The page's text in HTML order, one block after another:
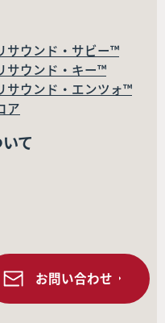
サウンド・サビー™
サウンド・キー™
サウンド・エンツォ™
ア
て
お問い合わせ